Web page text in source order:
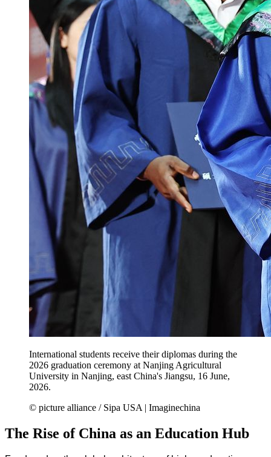
International students receive their diplomas during the
2026 graduation ceremony at Nanjing Agricultural
University in Nanjing, east China's Jiangsu, 16 June,
2026.
© picture alliance / Sipa USA | Imaginechina
The Rise of China as an Education Hub